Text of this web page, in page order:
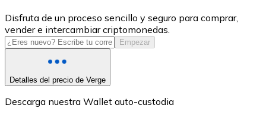
USD Coin
USDC
Disfruta de un proceso sencillo y seguro para comprar,
vender e intercambiar criptomonedas.
Empezar
Detalles del precio de Verge
Descarga nuestra Wallet auto-custodia